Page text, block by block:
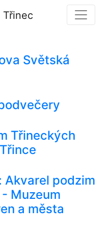
Světská
Třineckých
Akvarel podzim
Muzeum
a města